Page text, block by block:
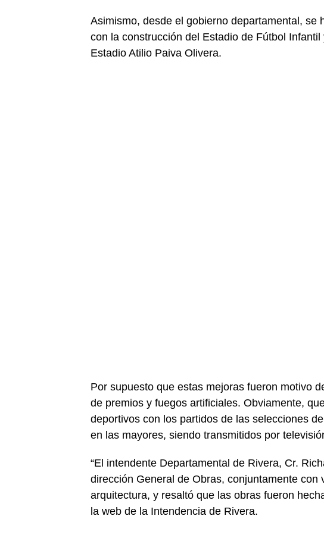
Asimismo, desde el gobierno departamental, se
con la construcción del Estadio de Fútbol
Estadio Atilio Paiva Olivera.
Por supuesto que estas mejoras fueron motivo
de premios y fuegos artificiales. Obviamente,
deportivos con los partidos de las selecciones
en las mayores, siendo transmitidos por
“El intendente Departamental de Rivera, Cr.
dirección General de Obras, conjuntamente con
arquitectura, y resaltó que las obras fueron
la web de la Intendencia de Rivera.